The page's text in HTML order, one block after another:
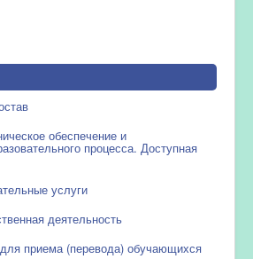
обеспечение и
процесса. Доступная
услуги
деятельность
приема (перевода) обучающихся